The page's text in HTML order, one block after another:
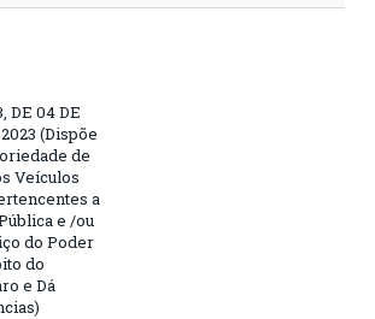
DE 04 DE
(Dispõe
de
Veículos
a
e /ou
do Poder
do
e Dá